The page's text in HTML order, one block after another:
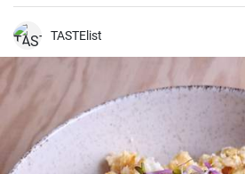
TASTElist